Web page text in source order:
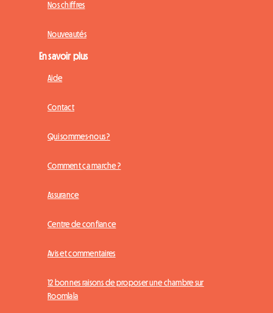
Nos chiffres
Nouveautés
En savoir plus
Aide
Contact
Qui sommes-nous ?
Comment ça marche ?
Assurance
Centre de confiance
Avis et commentaires
12 bonnes raisons de proposer une chambre sur
Roomlala